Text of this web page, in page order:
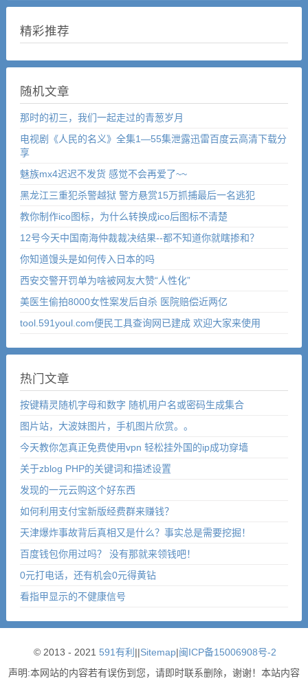
精彩推荐
随机文章
那时的初三，我们一起走过的青葱岁月
电视剧《人民的名义》全集1—55集泄露迅雷百度云高清下载分
享
魅族mx4迟迟不发货 感觉不会再爱了~~
黑龙江三重犯杀警越狱 警方悬赏15万抓捕最后一名逃犯
教你制作ico图标，为什么转换成ico后图标不清楚
12号今天中国南海仲裁裁决结果--都不知道你就瞎掺和？
你知道馒头是如何传入日本的吗
西安交警开罚单为啥被网友大赞“人性化”
美医生偷拍8000女性案发后自杀 医院赔偿近两亿
tool.591youl.com便民工具查询网已建成 欢迎大家来使用
热门文章
按键精灵随机字母和数字 随机用户名或密码生成集合
图片站，大波妹图片，手机图片欣赏。。
今天教你怎真正免费使用vpn 轻松挂外国的ip成功穿墙
关于zblog PHP的关键词和描述设置
发现的一元云购这个好东西
如何利用支付宝新版经费群来赚钱？
天津爆炸事故背后真相又是什么？事实总是需要挖掘！
百度钱包你用过吗？ 没有那就来领钱吧！
0元打电话，还有机会0元得黄钻
看指甲显示的不健康信号
© 2013 - 2021 591有利 ||Sitemap|闽ICP备15006908号-2
声明:本网站的内容若有误伤到您，请即时联系删除，谢谢！本站内容